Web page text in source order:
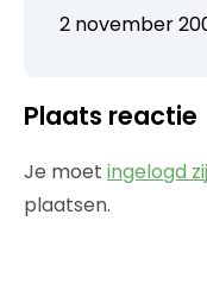
2 november
Plaats reactie
Je moet ingelogd
plaatsen.